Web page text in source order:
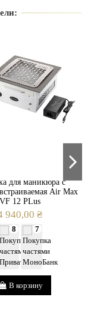
Украина
для маникюра с
Air Max
VF 12 PLus
940,00 ₴
8 7
В корзину